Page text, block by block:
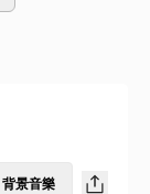
背景音樂